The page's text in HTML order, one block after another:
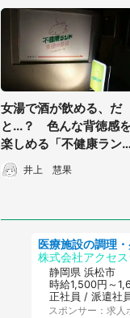
女湯で酒が飲める、だ
と...？ 色んな背徳感
楽しめる「不健康ラン
ド」に行ってみた
井上 慧果
医療施設の調理
株式会社アクセ
静岡県 浜松市
時給1,500円～
正社員 / 派遣社
スポンサー：求人